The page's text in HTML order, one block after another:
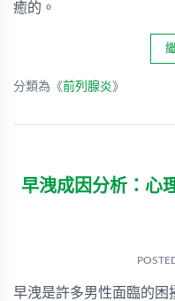
癒的。
分類為《前列腺炎》
早洩成因分析：心
早洩是許多男性面臨的困